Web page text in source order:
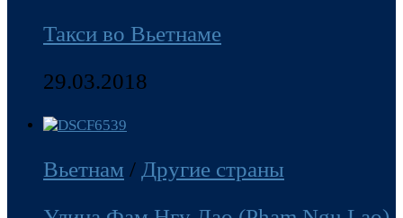
Такси во Вьетнаме
29.03.2018
Вьетнам / Другие страны